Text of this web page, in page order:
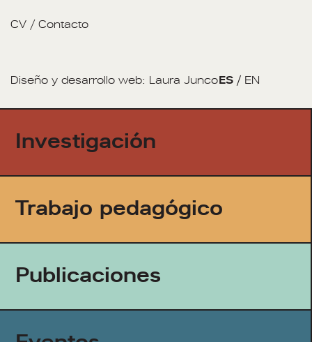
Investigación
Trabajo pedagógico
Publicaciones
CV / Contacto
Diseño y desarrollo web: Laura JuncoES / EN